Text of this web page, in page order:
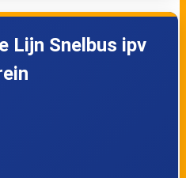
Lijn Snelbus ipv